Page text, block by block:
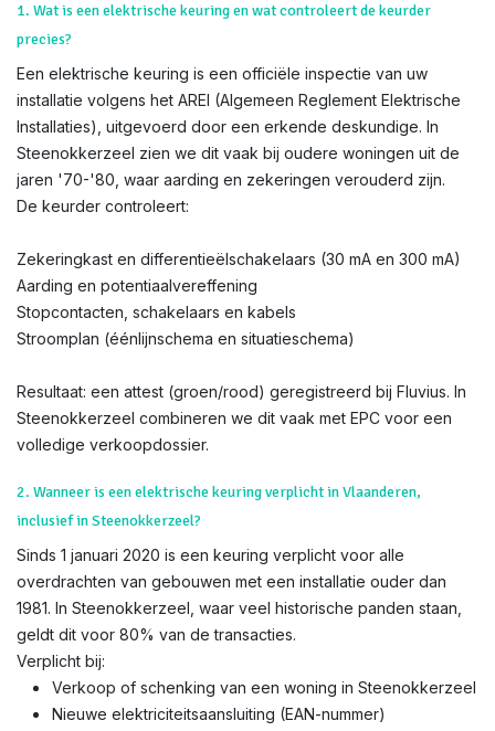
1. Wat is een elektrische keuring en wat controleert de keurder
precies?
Een elektrische keuring is een officiële inspectie van uw
installatie volgens het AREI (Algemeen Reglement Elektrische
Installaties), uitgevoerd door een erkende deskundige. In
Steenokkerzeel zien we dit vaak bij oudere woningen uit de
jaren '70-'80, waar aarding en zekeringen verouderd zijn.
De keurder controleert:
Zekeringkast en differentieëlschakelaars (30 mA en 300 mA)
Aarding en potentiaalvereffening
Stopcontacten, schakelaars en kabels
Stroomplan (éénlijnschema en situatieschema)
Resultaat: een attest (groen/rood) geregistreerd bij Fluvius. In
Steenokkerzeel combineren we dit vaak met EPC voor een
volledige verkoopdossier.
2. Wanneer is een elektrische keuring verplicht in Vlaanderen,
inclusief in Steenokkerzeel?
Sinds 1 januari 2020 is een keuring verplicht voor alle
overdrachten van gebouwen met een installatie ouder dan
1981. In Steenokkerzeel, waar veel historische panden staan,
geldt dit voor 80% van de transacties.
Verplicht bij:
Verkoop of schenking van een woning in Steenokkerzeel
Nieuwe elektriciteitsaansluiting (EAN-nummer)